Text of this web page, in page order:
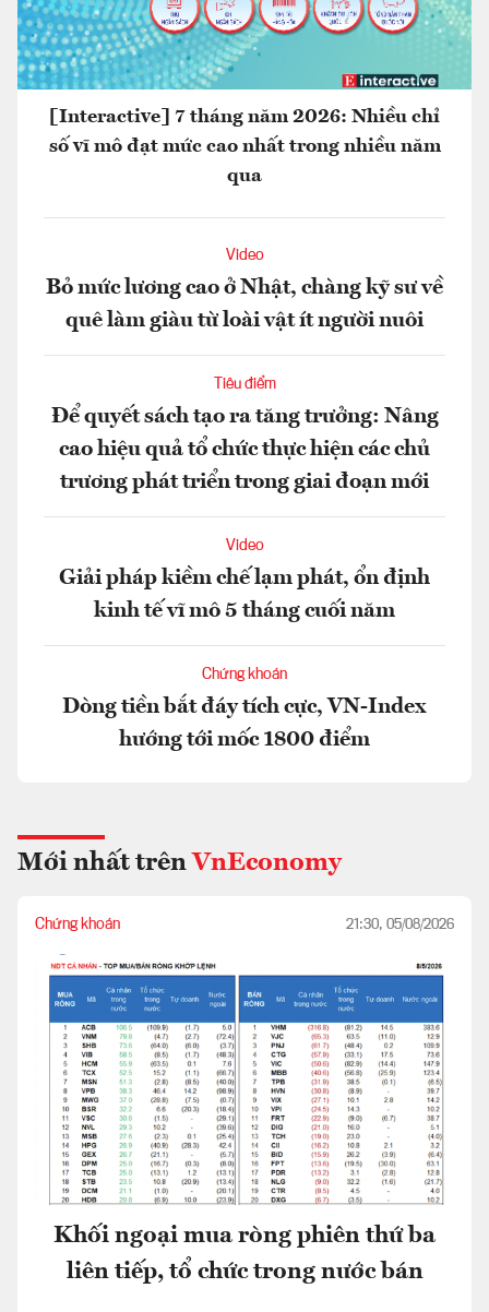
[Interactive] 7 tháng năm 2026: Nhiều chỉ
số vĩ mô đạt mức cao nhất trong nhiều năm
qua
Video
Bỏ mức lương cao ở Nhật, chàng kỹ sư về
quê làm giàu từ loài vật ít người nuôi
Tiêu điểm
Để quyết sách tạo ra tăng trưởng: Nâng
cao hiệu quả tổ chức thực hiện các chủ
trương phát triển trong giai đoạn mới
Video
Giải pháp kiềm chế lạm phát, ổn định
kinh tế vĩ mô 5 tháng cuối năm
Chứng khoán
Dòng tiền bắt đáy tích cực, VN-Index
hướng tới mốc 1800 điểm
Mới nhất trên VnEconomy
Chứng khoán 21:30, 05/08/2026
Khối ngoại mua ròng phiên thứ ba
liên tiếp, tổ chức trong nước bán